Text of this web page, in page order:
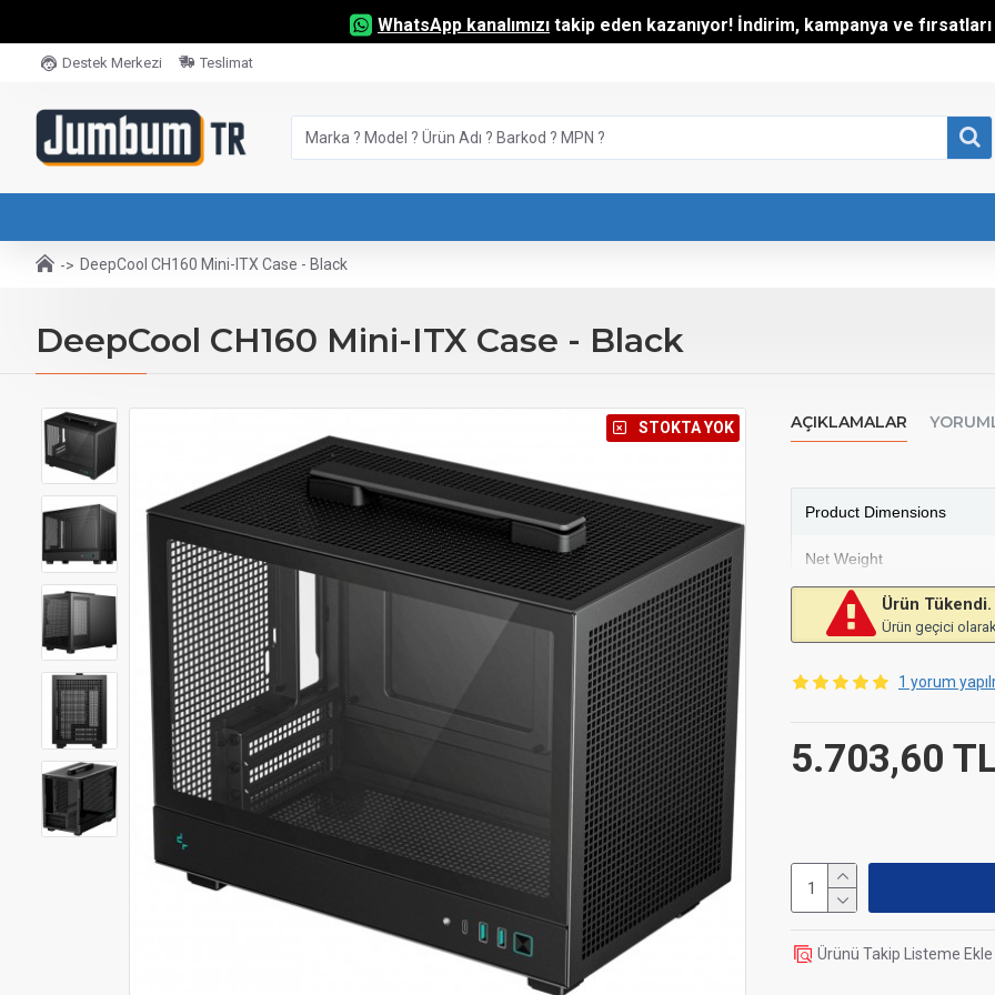
WhatsApp kanalımızı takip eden kazanıyor! İndirim, kampanya ve
Destek Merkezi Teslimat
DeepCool CH160 Mini-ITX Case - Black
DeepCool CH160 Mini-ITX Case - Black
⠀STOKTA YOK
Ürün Tükendi.
Ürün geçici
AÇIKLAMALAR
Product Dimensions
Net Weight
Materials
3.5" Drive Bays
Pre-Installed Fans
Fan Support
1 yorum
5.703,60
Ürünü Takip Listeme Ekle